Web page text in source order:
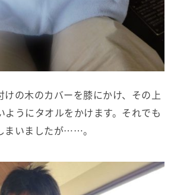
けの木のカバーを膝にかけ、その上
ようにタオルをかけます。それでも
まいましたが……。